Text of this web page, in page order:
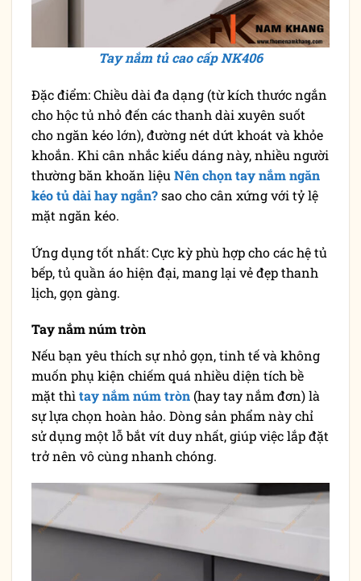
Tay nắm tủ cao cấp NK406
Đặc điểm: Chiều dài đa dạng (từ kích thước ngắn
cho hộc tủ nhỏ đến các thanh dài xuyên suốt
cho ngăn kéo lớn), đường nét dứt khoát và khỏe
khoắn. Khi cân nhắc kiểu dáng này, nhiều người
thường băn khoăn liệu Nên chọn tay nắm ngăn
kéo tủ dài hay ngắn?sao cho cân xứng với tỷ lệ
mặt ngăn kéo.
Ứng dụng tốt nhất: Cực kỳ phù hợp cho các hệ tủ
bếp, tủ quần áo hiện đại, mang lại vẻ đẹp thanh
lịch, gọn gàng.
Tay nắm núm tròn
Nếu bạn yêu thích sự nhỏ gọn, tinh tế và không
muốn phụ kiện chiếm quá nhiều diện tích bề
mặt thìtay nắm núm tròn(hay tay nắm đơn) là
sự lựa chọn hoàn hảo. Dòng sản phẩm này chỉ
sử dụng một lỗ bắt vít duy nhất, giúp việc lắp đặt
trở nên vô cùng nhanh chóng.